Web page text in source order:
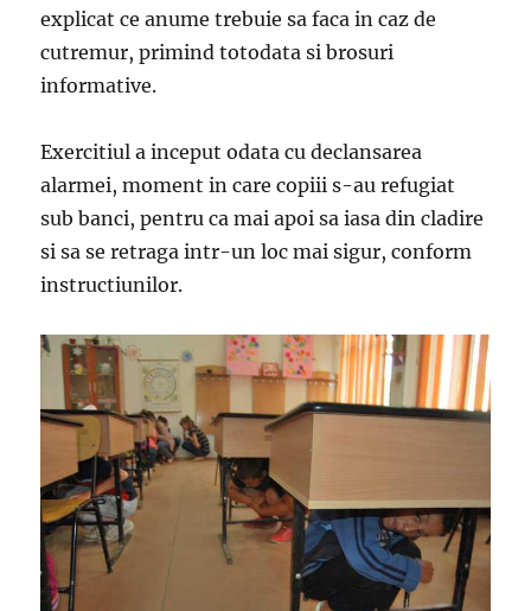
explicat ce anume trebuie sa faca in caz de
cutremur, primind totodata si brosuri
informative.
Exercitiul a inceput odata cu declansarea
alarmei, moment in care copiii s-au refugiat
sub banci, pentru ca mai apoi sa iasa din cladire
si sa se retraga intr-un loc mai sigur, conform
instructiunilor.